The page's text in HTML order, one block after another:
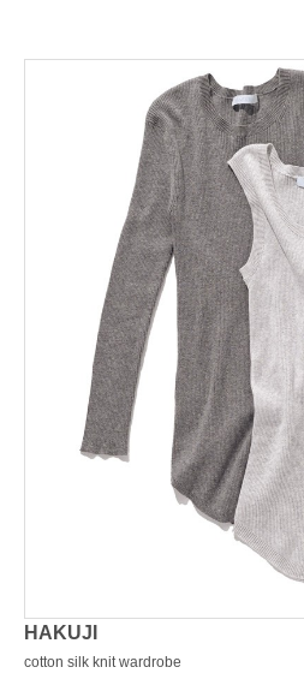
HAKUJI
cotton silk knit wardrobe